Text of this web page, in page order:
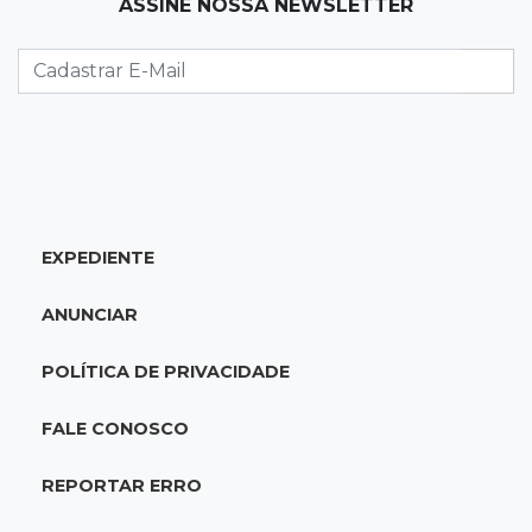
Eleitorado aprova teste da urna, mas diz que
colinha será "fundamental"
Escolas municipais lideram notas do Ensino
às quartas da Copa do Brasil
ASSINE NOSSA NEWSLETTER
EXPEDIENTE
ANUNCIAR
POLÍTICA DE PRIVACIDADE
FALE CONOSCO
REPORTAR ERRO